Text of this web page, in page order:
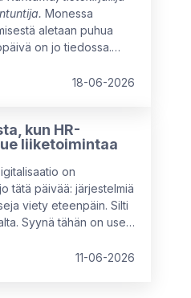
Monessa
aletaan puhua
on jo tiedossa.
18-06-2026
kun HR-
liiketoimintaa
on
tätä päivää: järjestelmiä
viety eteenpäin. Silti
Syynä tähän on usein
kokoa, rakennetta tai
11-06-2026